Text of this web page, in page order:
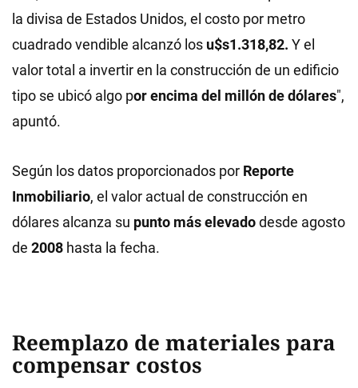
la divisa de Estados Unidos, el costo por metro
cuadrado vendible alcanzó los u$s1.318,82. Y el
valor total a invertir en la construcción de un edificio
tipo se ubicó algo por encima del millón de dólares",
apuntó.
Según los datos proporcionados por Reporte
Inmobiliario, el valor actual de construcción en
dólares alcanza su punto más elevadodesde agosto
de 2008 hasta la fecha.
Reemplazo de materiales para
compensar costos